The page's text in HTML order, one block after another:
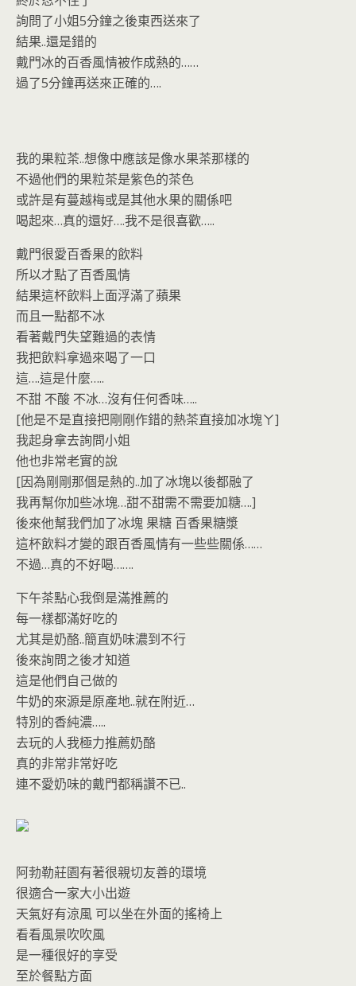
詢問了小姐5分鐘之後東西送來了
結果..還是錯的
戴門冰的百香風情被作成熱的……
過了5分鐘再送來正確的….
我的果粒茶..想像中應該是像水果茶那樣的
不過他們的果粒茶是紫色的茶色
或許是有蔓越梅或是其他水果的關係吧
喝起來…真的還好….我不是很喜歡…..
戴門很愛百香果的飲料
所以才點了百香風情
結果這杯飲料上面浮滿了蘋果
而且一點都不冰
看著戴門失望難過的表情
我把飲料拿過來喝了一口
這….這是什麼…..
不甜 不酸 不冰…沒有任何香味…..
[他是不是直接把剛剛作錯的熱茶直接加冰塊ㄚ]
我起身拿去詢問小姐
他也非常老實的說
[因為剛剛那個是熱的..加了冰塊以後都融了
我再幫你加些冰塊…甜不甜需不需要加糖….]
後來他幫我們加了冰塊 果糖 百香果糖漿
這杯飲料才變的跟百香風情有一些些關係……
不過…真的不好喝…….
下午茶點心我倒是滿推薦的
每一樣都滿好吃的
尤其是奶酪..簡直奶味濃到不行
後來詢問之後才知道
這是他們自己做的
牛奶的來源是原產地..就在附近…
特別的香純濃…..
去玩的人我極力推薦奶酪
真的非常非常好吃
連不愛奶味的戴門都稱讚不已..
阿勃勒莊園有著很親切友善的環境
很適合一家大小出遊
天氣好有涼風 可以坐在外面的搖椅上
看看風景吹吹風
是一種很好的享受
至於餐點方面